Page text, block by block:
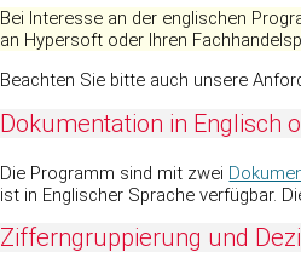
Bei Interesse an der englischen
an Hypersoft oder Ihren
Beachten Sie bitte auch unsere
Dokumentation in Englisch
Die Programm sind mit zwei
ist in Englischer Sprache verfügbar.
Zifferngruppierung und